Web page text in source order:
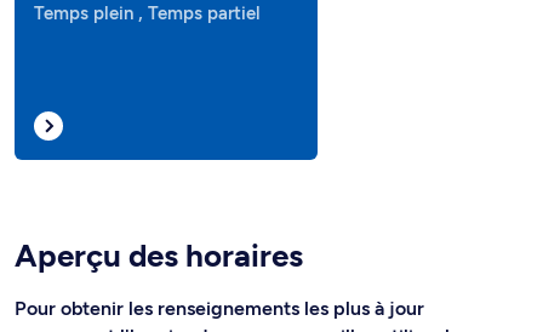
Temps plein , Temps partiel
Aperçu des horaires
Pour obtenir les renseignements les plus à jour